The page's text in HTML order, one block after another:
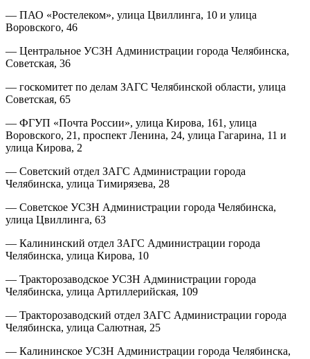
— ПАО «Ростелеком», улица Цвиллинга, 10 и улица
Воровского, 46
— Центральное УСЗН Администрации города Челябинска,
Советская, 36
— госкомитет по делам ЗАГС Челябинской области, улица
Советская, 65
— ФГУП «Почта России», улица Кирова, 161, улица
Воровского, 21, проспект Ленина, 24, улица Гагарина, 11 и
улица Кирова, 2
— Советский отдел ЗАГС Администрации города
Челябинска, улица Тимирязева, 28
— Советское УСЗН Администрации города Челябинска,
улица Цвиллинга, 63
— Калининский отдел ЗАГС Администрации города
Челябинска, улица Кирова, 10
— Тракторозаводское УСЗН Администрации города
Челябинска, улица Артиллерийская, 109
— Тракторозаводский отдел ЗАГС Администрации города
Челябинска, улица Салютная, 25
— Калининское УСЗН Администрации города Челябинска,